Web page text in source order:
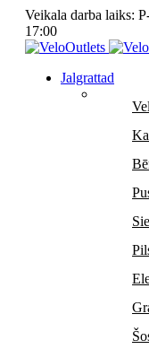
Veikala darba laiks:
17:00
Jalgrattad